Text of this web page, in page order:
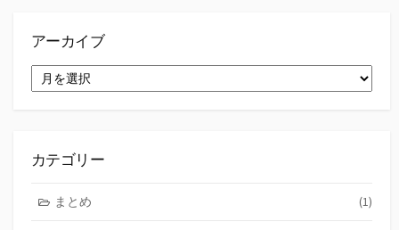
アーカイブ
ー
カテゴリー
まとめ (1)